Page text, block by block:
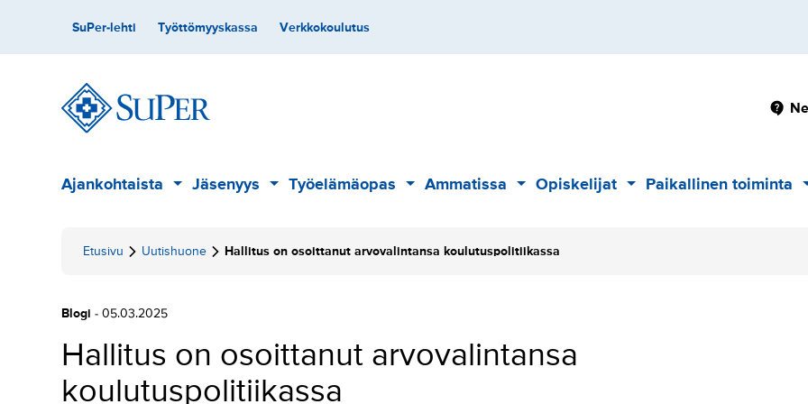
Toissijainen
SuPer-lehti Työttömyyskassa Verkkokoulutus
Päävalikko
Ajankohtaista Alavalikko
Jäsenyys Alavalikko
Työelämäopas Alavalikko
Ammatissa Alavalikko
Opiskelijat Alavalikko
Paikallinen toiminta
Etusivu Uutishuone Hallitus on osoittanut arvovalintansa koulutuspolitiikassa
Blogi - 05.03.2025
Hallitus on osoittanut arvovalintansa
koulutuspolitiikassa